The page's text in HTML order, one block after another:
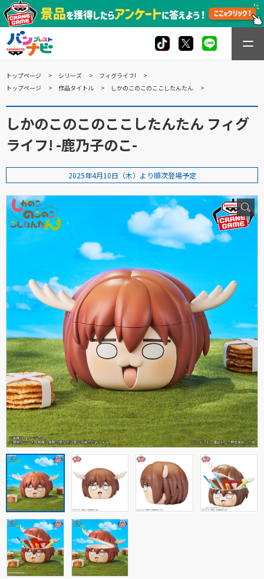
トップページ シリーズ
フィグライフ!
トップページ
作品タイトル しかのこのこのここしたんたん
しかのこのこのここしたんたん フィグ
ライフ! -鹿乃子のこ-
2025年4月10日（木）より順次登場予定